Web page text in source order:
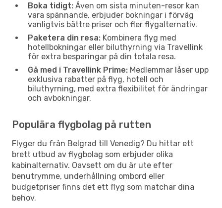
Boka tidigt: Även om sista minuten-resor kan
vara spännande, erbjuder bokningar i förväg
vanligtvis bättre priser och fler flygalternativ.
Paketera din resa: Kombinera flyg med
hotellbokningar eller biluthyrning via Travellink
för extra besparingar på din totala resa.
Gå med i Travellink Prime: Medlemmar låser upp
exklusiva rabatter på flyg, hotell och
biluthyrning, med extra flexibilitet för ändringar
och avbokningar.
Populära flygbolag på rutten
Flyger du från Belgrad till Venedig? Du hittar ett
brett utbud av flygbolag som erbjuder olika
kabinalternativ. Oavsett om du är ute efter
benutrymme, underhållning ombord eller
budgetpriser finns det ett flyg som matchar dina
behov.